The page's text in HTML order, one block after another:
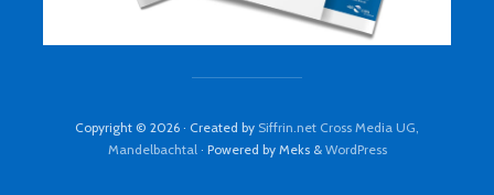
Copyright © 2026 · Created by Siffrin.net Cross Media UG,
Mandelbachtal· Powered by Meks & WordPress